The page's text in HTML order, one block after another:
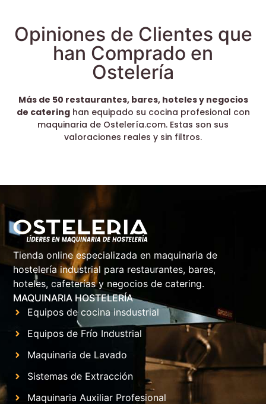
Opiniones de Clientes que
han Comprado en
Ostelería
Más de 50 restaurantes, bares, hoteles y negocios
de cateringhan equipado su cocina profesional con
maquinaria de Ostelería.com. Estas son sus
valoraciones reales y sin filtros.
Tienda online especializada en maquinaria de
hostelería industrial para restaurantes, bares,
hoteles, cafeterías y negocios de catering.
MAQUINARIA HOSTELERÍA
Equipos de cocina insdustrial
Equipos de Frío Industrial
Maquinaria de Lavado
Sistemas de Extracción
Maquinaria Auxiliar Profesional